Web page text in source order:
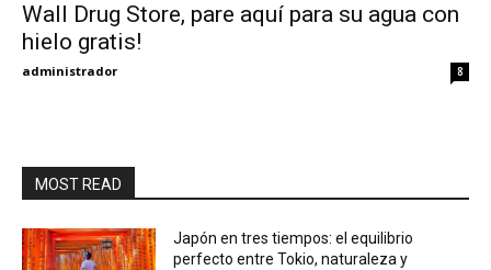
Wall Drug Store, pare aquí para su agua con
hielo gratis!
administrador 8
MOST READ
Japón en tres tiempos: el equilibrio
perfecto entre Tokio, naturaleza y